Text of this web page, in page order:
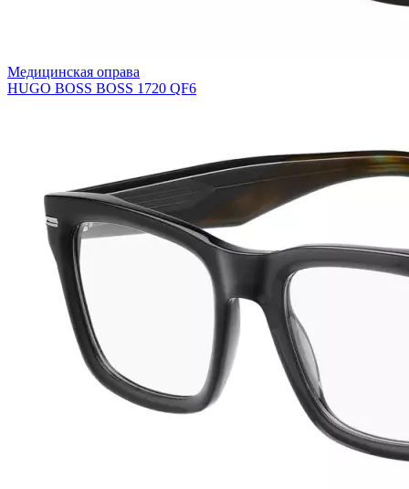
Медицинская оправа
HUGO BOSS BOSS 1720 QF6